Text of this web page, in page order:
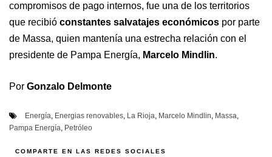
compromisos de pago internos, fue una de los territorios
que recibió constantes salvatajes económicos por parte
de Massa, quien mantenía una estrecha relación con el
presidente de Pampa Energía, Marcelo Mindlin.
Por Gonzalo Delmonte
Energía, Energias renovables, La Rioja, Marcelo Mindlin, Massa,
Pampa Energía, Petróleo